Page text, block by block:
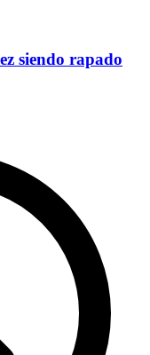
siendo rapado